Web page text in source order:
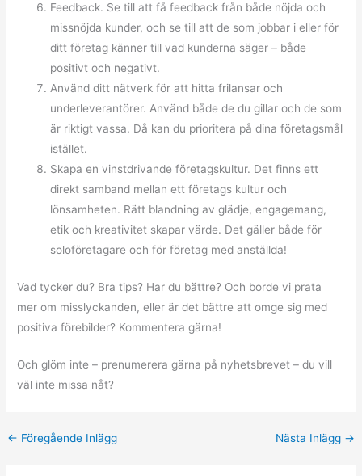
Feedback. Se till att få feedback från både nöjda och
missnöjda kunder, och se till att de som jobbar i eller för
ditt företag känner till vad kunderna säger – både
positivt och negativt.
Använd ditt nätverk för att hitta frilansar och
underleverantörer. Använd både de du gillar och de som
är riktigt vassa. Då kan du prioritera på dina företagsmål
istället.
Skapa en vinstdrivande företagskultur. Det finns ett
direkt samband mellan ett företags kultur och
lönsamheten. Rätt blandning av glädje, engagemang,
etik och kreativitet skapar värde. Det gäller både för
soloföretagare och för företag med anställda!
Vad tycker du? Bra tips? Har du bättre? Och borde vi prata
mer om misslyckanden, eller är det bättre att omge sig med
positiva förebilder? Kommentera gärna!
Och glöm inte – prenumerera gärna på nyhetsbrevet – du vill
väl inte missa nåt?
← Föregående Inlägg Nästa Inlägg →